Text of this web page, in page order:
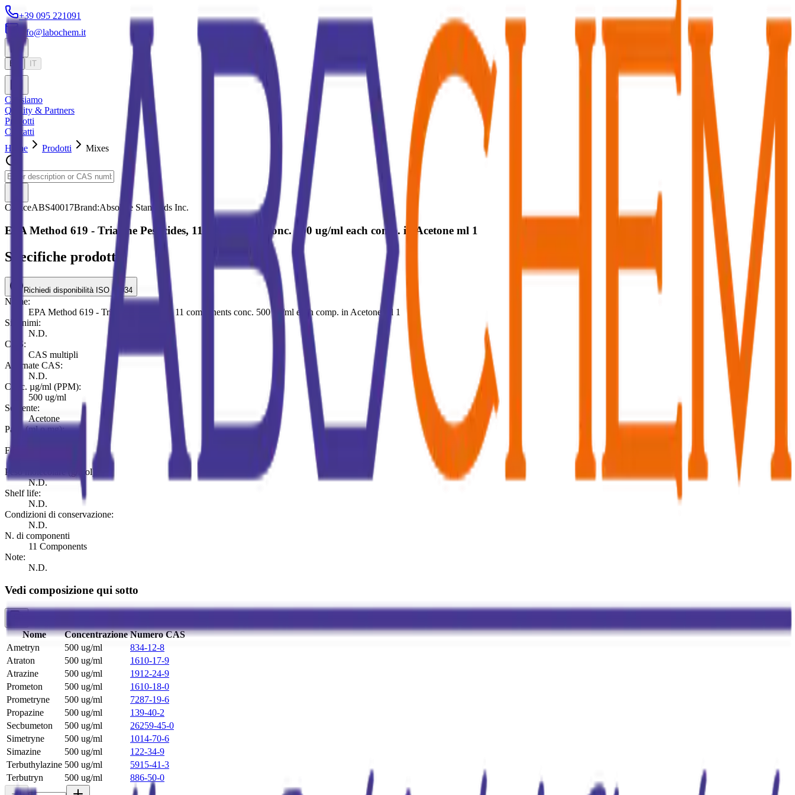
+39 095 221091
info@labochem.it
EN IT
Chi siamo
Quality & Partners
Prodotti
Contatti
Home
Prodotti Mixes
CodiceABS40017Brand:Absolute Standards Inc.
EPA Method 619 - Triazine Pesticides, 11 components conc. 500 ug/ml each comp. in Acetone ml 1
Specifiche prodotto
Richiedi disponibilità ISO 17034
Nome:
EPA Method 619 - Triazine Pesticides, 11 components conc. 500 ug/ml each comp. in Acetone ml 1
Sinonimi:
N.D.
CAS:
CAS multipli
Alternate CAS:
N.D.
Conc. µg/ml (PPM):
500 ug/ml
Solvente:
Acetone
Pack (ml o mg):
Formula molecolare:
Peso molecolare (g/mol):
N.D.
Shelf life:
N.D.
Condizioni di conservazione:
N.D.
N. di componenti
11 Components
Note:
N.D.
Vedi composizione qui sotto
Nome Concentrazione Numero CAS
Ametryn
500 ug/ml
834-12-8
Atraton
500 ug/ml
1610-17-9
Atrazine
500 ug/ml
1912-24-9
Prometon
500 ug/ml
1610-18-0
Prometryne
500 ug/ml
7287-19-6
Propazine
500 ug/ml
139-40-2
Secbumeton
500 ug/ml
26259-45-0
Simetryne
500 ug/ml
1014-70-6
Simazine
500 ug/ml
122-34-9
Terbuthylazine 500 ug/ml
5915-41-3
Terbutryn
500 ug/ml 886-50-0